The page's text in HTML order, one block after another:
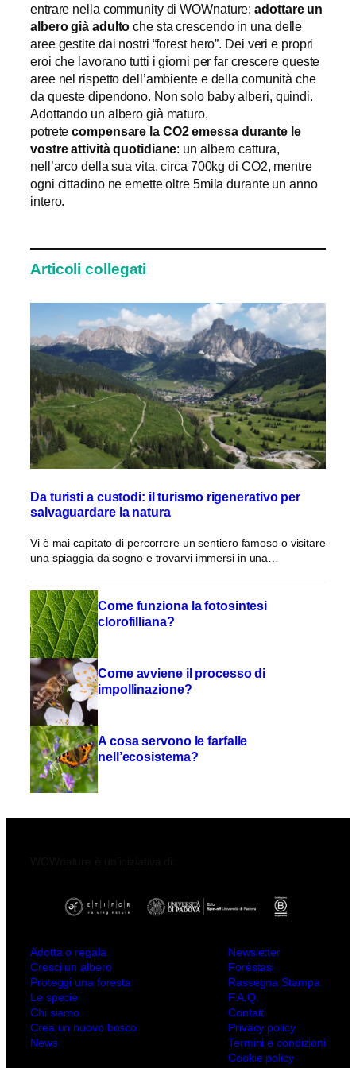
entrare nella community di WOWnature:adottare un
albero già adulto che sta crescendo in una delle
aree gestite dai nostri “forest hero”. Dei veri e propri
eroi che lavorano tutti i giorni per far crescere queste
aree nel rispetto dell’ambiente e della comunità che
da queste dipendono. Non solo baby alberi, quindi.
Adottando un albero già maturo,
potretecompensare la CO2 emessa durante le
vostre attività quotidiane: un albero cattura,
nell’arco della sua vita, circa 700kg di CO2, mentre
ogni cittadino ne emette oltre 5mila durante un anno
intero.
Articoli collegati
Da turisti a custodi: il turismo rigenerativo per
salvaguardare la natura
Vi è mai capitato di percorrere un sentiero famoso o visitare
una spiaggia da sogno e trovarvi immersi in una…
Come funziona la fotosintesi
clorofilliana?
Come avviene il processo di
impollinazione?
A cosa servono le farfalle
nell’ecosistema?
Adotta o regala
Cresci un albero
Proteggi una foresta
Le specie
Chi siamo
Crea un nuovo bosco
News
Newsletter
Forèstasi
Rassegna Stampa
F.A.Q.
Contatti
Privacy policy
Termini e condizioni
Cookie policy